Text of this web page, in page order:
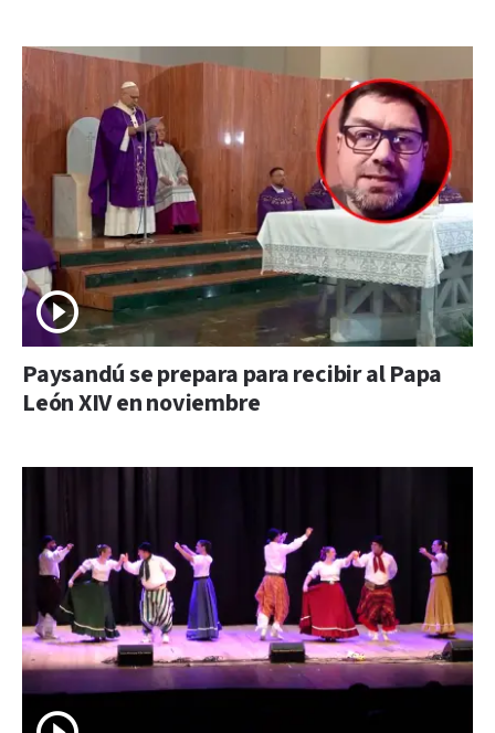
Paysandú se prepara para recibir al Papa
León XIV en noviembre